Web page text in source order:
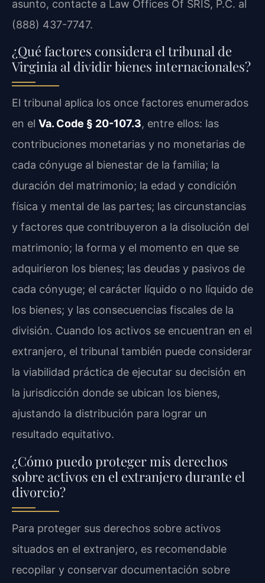
asunto, contacte a Law Offices Of SRIS, P.C. al
(888) 437-7747.
¿Qué factores considera el tribunal de
Virginia al dividir bienes internacionales?
El tribunal aplica los once factores enumerados
en el Va. Code § 20-107.3, entre ellos: las
contribuciones monetarias y no monetarias de
cada cónyuge al bienestar de la familia; la
duración del matrimonio; la edad y condición
física y mental de las partes; las circunstancias
y factores que contribuyeron a la disolución del
matrimonio; la forma y el momento en que se
adquirieron los bienes; las deudas y pasivos de
cada cónyuge; el carácter líquido o no líquido de
los bienes; y las consecuencias fiscales de la
división. Cuando los activos se encuentran en el
extranjero, el tribunal también puede considerar
la viabilidad práctica de ejecutar su decisión en
la jurisdicción donde se ubican los bienes,
ajustando la distribución para lograr un
resultado equitativo.
¿Cómo puedo proteger mis derechos
sobre activos en el extranjero durante el
divorcio?
Para proteger sus derechos sobre activos
situados en el extranjero, es recomendable
recopilar y conservar documentación sobre